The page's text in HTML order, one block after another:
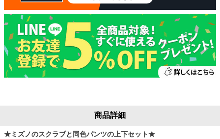
商品詳細
★ミズノのスクラブと同色パンツの上下セット★